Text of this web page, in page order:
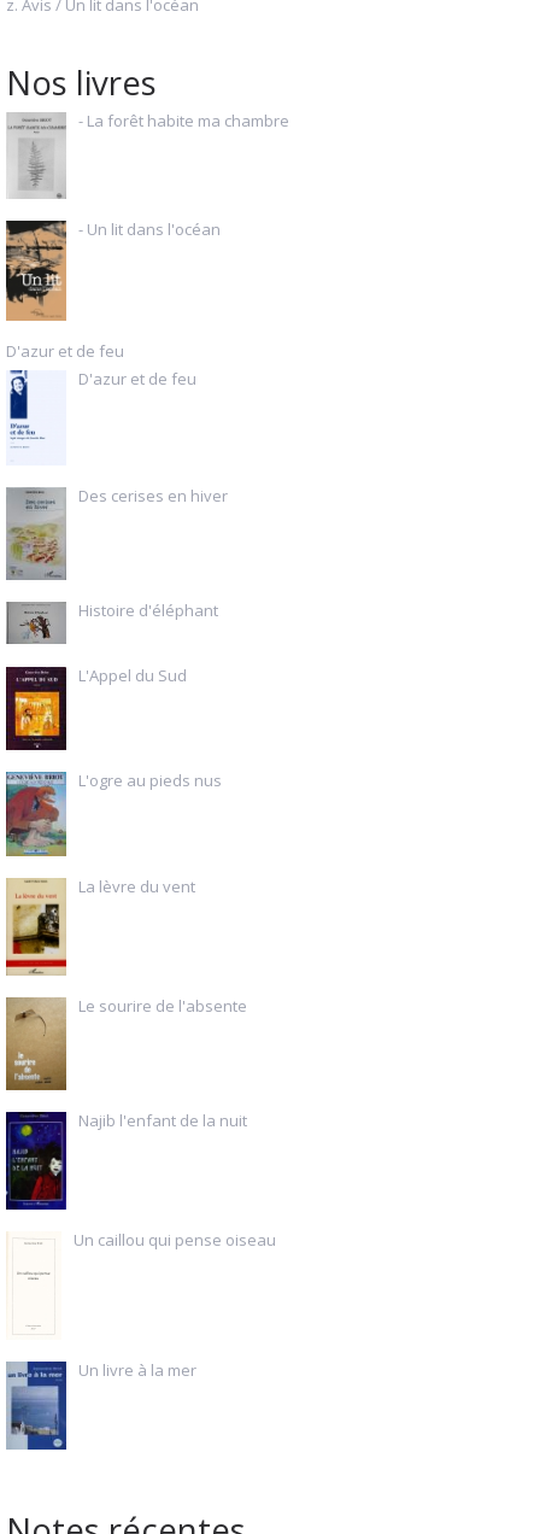
Nos livres
- La forêt habite ma chambre
- Un lit dans l'océan
D'azur et de feu
D'azur et de feu
Des cerises en hiver
Histoire d'éléphant
L'Appel du Sud
L'ogre au pieds nus
La lèvre du vent
Le sourire de l'absente
Najib l'enfant de la nuit
Un caillou qui pense oiseau
Un livre à la mer